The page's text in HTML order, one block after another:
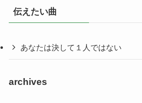
伝えたい曲
あなたは決して１人ではない
archives